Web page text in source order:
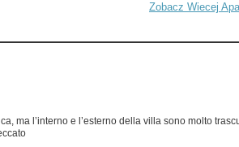
Zobacz Wiecej
ma l’interno e l’esterno della villa sono molto